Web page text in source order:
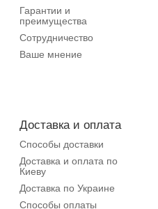
Гарантии и
преимущества
Сотрудничество
Ваше мнение
Доставка и оплата
Способы доставки
Доставка и оплата по
Киеву
Доставка по Украине
Способы оплаты